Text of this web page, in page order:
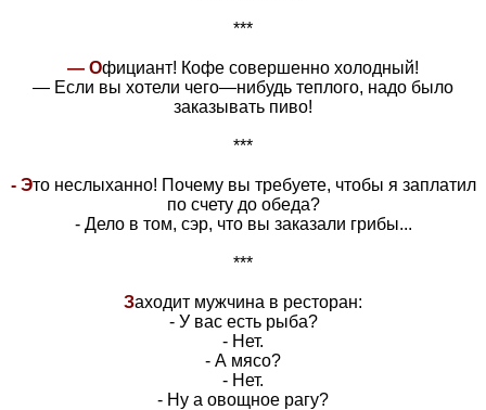
***
— Официант! Кофе совершенно холодный!
— Если вы хотели чего—нибудь теплого, надо было
заказывать пиво!
***
- Это неслыханно! Почему вы требуете, чтобы я заплатил
по счету до обеда?
- Дело в том, сэр, что вы заказали грибы...
***
Заходит мужчина в ресторан:
- У вас есть рыба?
- Нет.
- А мясо?
- Нет.
- Ну а овощное рагу?